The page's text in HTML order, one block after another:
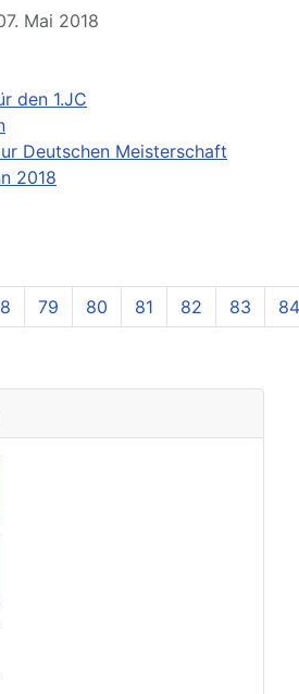
Mai 2018
den 1.JC
Deutschen Meisterschaft
2018
79 80 81 82 83 84